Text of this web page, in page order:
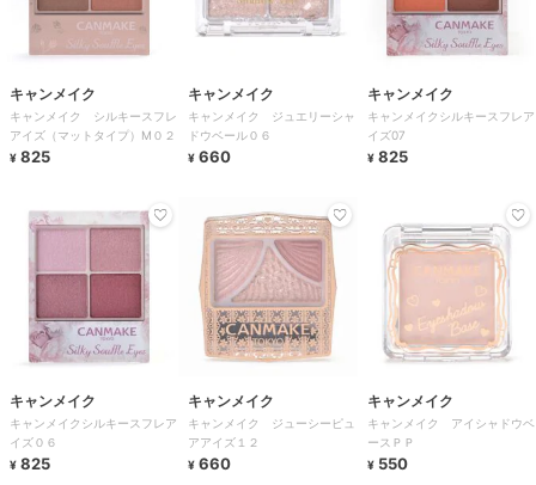
キャンメイク
キャンメイク シルキースフレ
アイズ（マットタイプ）M０２
¥ 825
キャンメイク
キャンメイク ジュエリーシャ
ドウベール０６
¥ 660
キャンメイク
キャンメイクシルキースフレア
イズ07
¥ 825
キャンメイク
キャンメイクシルキースフレア
イズ０６
¥ 825
キャンメイク
キャンメイク ジューシーピュ
アアイズ１２
¥ 660
キャンメイク
キャンメイク アイシャドウベ
ースＰＰ
¥ 550